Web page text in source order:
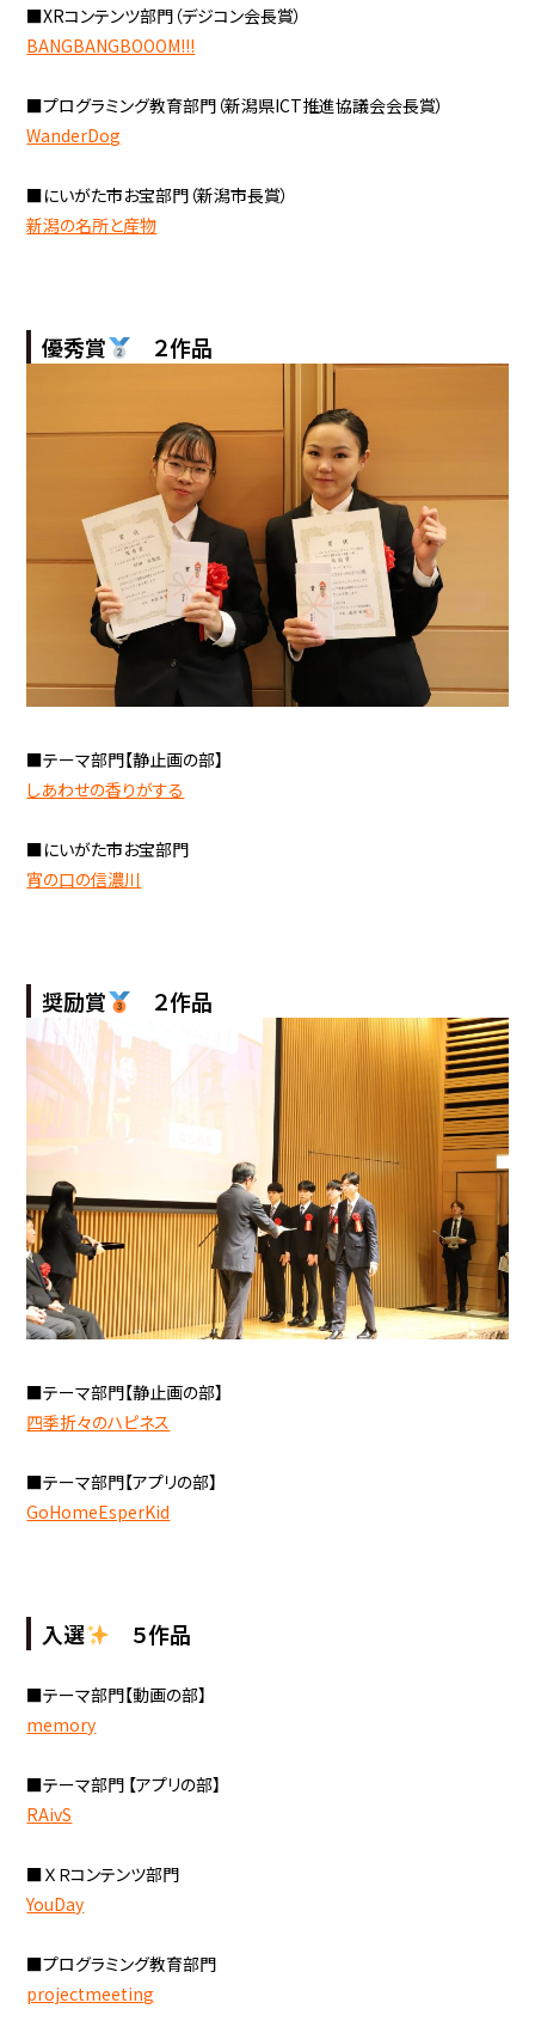
■XRコンテンツ部門（デジコン会長賞）
BANGBANGBOOOM!!!
■プログラミング教育部門（新潟県ICT推進協議会会長賞）
WanderDog
■にいがた市お宝部門（新潟市長賞）
新潟の名所と産物
優秀賞 ２作品
■テーマ部門【静止画の部】
しあわせの香りがする
■にいがた市お宝部門
宵の口の信濃川
奨励賞 ２作品
■テーマ部門【静止画の部】
四季折々のハピネス
■テーマ部門【アプリの部】
GoHomeEsperKid
入選 ５作品
■テーマ部門【動画の部】
memory
■テーマ部門 【アプリの部】
RAivS
■ＸＲコンテンツ部門
YouDay
■プログラミング教育部門
projectmeeting